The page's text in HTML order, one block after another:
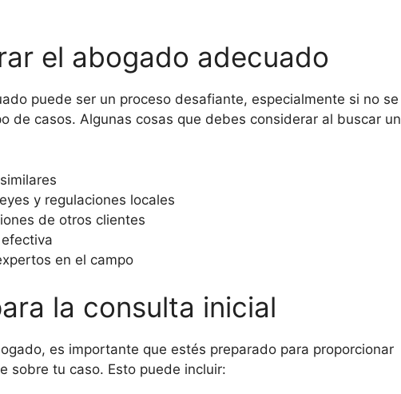
el abogado adecuado
puede ser un proceso desafiante, especialmente si no se
de casos. Algunas cosas que debes considerar al buscar un
y regulaciones locales
de otros clientes
en el campo
la consulta inicial
es importante que estés preparado para proporcionar
sobre tu caso. Esto puede incluir: